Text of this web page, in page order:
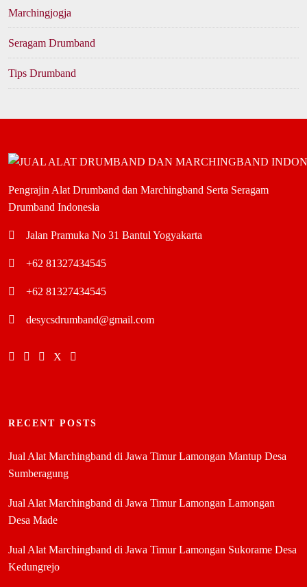
Marchingjogja
Seragam Drumband
Tips Drumband
Pengrajin Alat Drumband dan Marchingband Serta Seragam
Drumband Indonesia
Jalan Pramuka No 31 Bantul Yogyakarta
+62 81327434545
+62 81327434545
desycsdrumband@gmail.com
RECENT POSTS
Jual Alat Marchingband di Jawa Timur Lamongan Mantup Desa
Sumberagung
Jual Alat Marchingband di Jawa Timur Lamongan Lamongan
Desa Made
Jual Alat Marchingband di Jawa Timur Lamongan Sukorame Desa
Kedungrejo